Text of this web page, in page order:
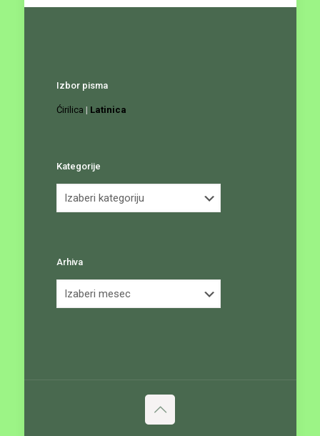
Izbor pisma
Ćirilica | Latinica
Kategorije
Arhiva